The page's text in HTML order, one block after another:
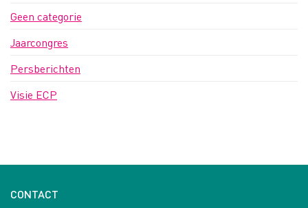
Geen categorie
Jaarcongres
Persberichten
Visie ECP
CONTACT